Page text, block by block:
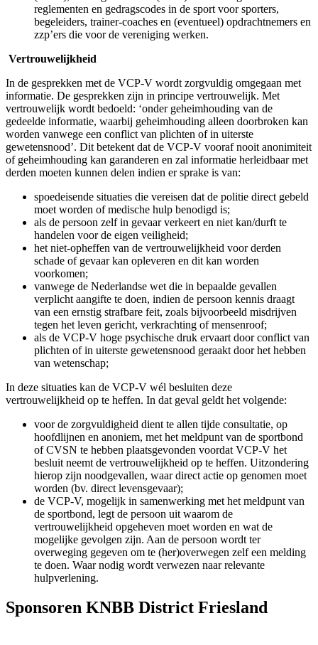
Sponsoren KNBB District Friesland
facebook
© 2026 KNBB District Friesland. •Privacy verklaring